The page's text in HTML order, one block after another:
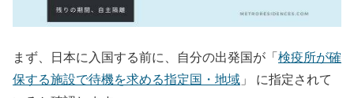
まず、日本に入国する前に、自分の出発国が「検疫所が確
保する施設で待機を求める指定国・地域 」 に指定されて